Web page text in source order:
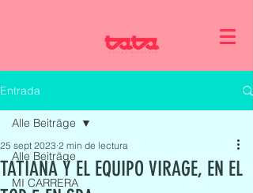
Entrada
Alle Beiträge
MI CARRERA
Alle Beiträge
TATIANA Y EL EQUIPO VIRAGE, EN EL
25 sept 2023 2 min de lectura